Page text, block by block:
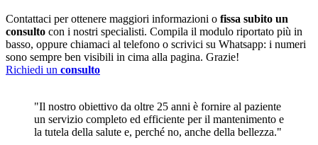
Contattaci per ottenere maggiori informazioni o fissa subito un
consulto con i nostri specialisti. Compila il modulo riportato più in
basso, oppure chiamaci al telefono o scrivici su Whatsapp: i numeri
sono sempre ben visibili in cima alla pagina. Grazie!
Richiedi un consulto
"Il nostro obiettivo da oltre 25 anni è fornire al paziente
un servizio completo ed efficiente per il mantenimento e
la tutela della salute e, perché no, anche della bellezza."